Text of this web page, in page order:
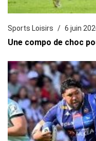
Sports Loisirs 6 juin
Une compo de choc